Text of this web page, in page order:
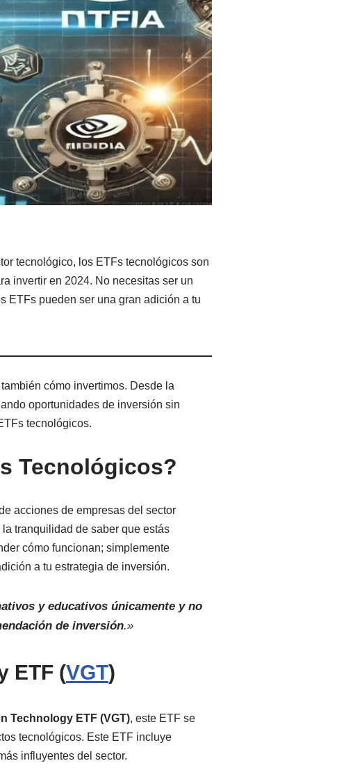
tecnológico, los ETFs tecnológicos son
invertir en 2024. No necesitas ser un
ETFs pueden ser una gran adición a tu
cómo invertimos. Desde la
oportunidades de inversión sin
tecnológicos.
Tecnológicos?
acciones de empresas del sector
tranquilidad de saber que estás
cómo funcionan; simplemente
a tu estrategia de inversión.
y educativos únicamente y no
de inversión.»
ETF (VGT)
Technology ETF (VGT), este ETF se
tecnológicos. Este ETF incluye
influyentes del sector.